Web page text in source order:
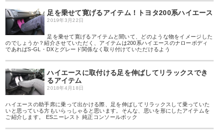
足を乗せて寛げるアイテム！トヨタ200系ハイエース
2019年3月22日
足を乗せて寛げるアイテムと聞いて、どのような物をイメージした
のでしょうか？紹介させていただく、アイテムは200系ハイエースのナローボディ
であればS-GL・DXとグレード関係なく取り付けていただけるよう
ハイエースに取付ける足を伸ばしてリラックスでき
るアイテム
2018年4月18日
ハイエースの助手席に乗って出かける際、足を伸ばしてリラックスして乗っていた
いと思っている方もいらっしゃると思います。そんな、思いを形にしたアイテムを
ご紹介します。 ESニーレスト 純正コンソールボック